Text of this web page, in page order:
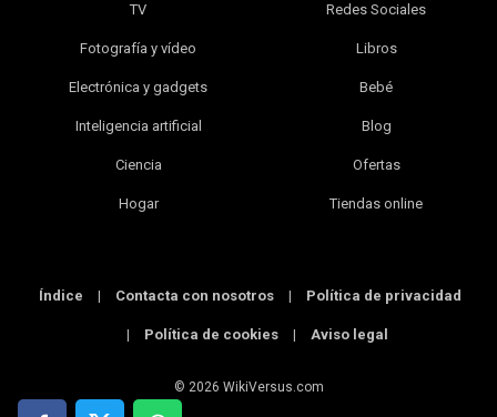
TV
Fotografía y vídeo
Electrónica y gadgets
Inteligencia artificial
Ciencia
Hogar
Redes Sociales
Libros
Bebé
Blog
Ofertas
Tiendas online
Índice | Contacta con nosotros | Política de privacidad
| Política de cookies | Aviso legal
© 2026 WikiVersus.com